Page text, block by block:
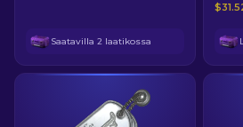
Saatavilla 2 laatikossa